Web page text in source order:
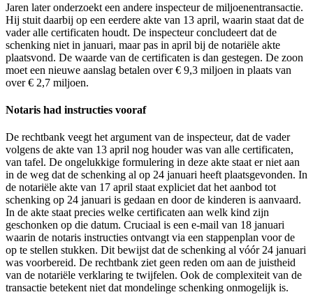
Jaren later onderzoekt een andere inspecteur de miljoenentransactie.
Hij stuit daarbij op een eerdere akte van 13 april, waarin staat dat de
vader alle certificaten houdt. De inspecteur concludeert dat de
schenking niet in januari, maar pas in april bij de notariële akte
plaatsvond. De waarde van de certificaten is dan gestegen. De zoon
moet een nieuwe aanslag betalen over € 9,3 miljoen in plaats van
over € 2,7 miljoen.
Notaris had instructies vooraf
De rechtbank veegt het argument van de inspecteur, dat de vader
volgens de akte van 13 april nog houder was van alle certificaten,
van tafel. De ongelukkige formulering in deze akte staat er niet aan
in de weg dat de schenking al op 24 januari heeft plaatsgevonden. In
de notariële akte van 17 april staat expliciet dat het aanbod tot
schenking op 24 januari is gedaan en door de kinderen is aanvaard.
In de akte staat precies welke certificaten aan welk kind zijn
geschonken op die datum. Cruciaal is een e-mail van 18 januari
waarin de notaris instructies ontvangt via een stappenplan voor de
op te stellen stukken. Dit bewijst dat de schenking al vóór 24 januari
was voorbereid. De rechtbank ziet geen reden om aan de juistheid
van de notariële verklaring te twijfelen. Ook de complexiteit van de
transactie betekent niet dat mondelinge schenking onmogelijk is.